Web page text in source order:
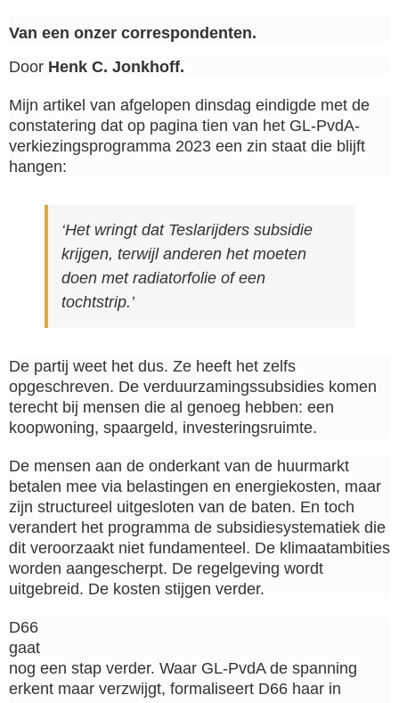
Van een onzer correspondenten.
Door Henk C. Jonkhoff.
Mijn artikel van afgelopen dinsdag eindigde met de
constatering dat op pagina tien van het GL-PvdA-
verkiezingsprogramma 2023 een zin staat die blijft
hangen:
‘Het wringt dat Teslarijders subsidie
krijgen, terwijl anderen het moeten
doen met radiatorfolie of een
tochtstrip.’
De partij weet het dus. Ze heeft het zelfs
opgeschreven. De verduurzamingssubsidies komen
terecht bij mensen die al genoeg hebben: een
koopwoning, spaargeld, investeringsruimte.
De mensen aan de onderkant van de huurmarkt
betalen mee via belastingen en energiekosten, maar
zijn structureel uitgesloten van de baten. En toch
verandert het programma de subsidiesystematiek die
dit veroorzaakt niet fundamenteel. De klimaatambities
worden aangescherpt. De regelgeving wordt
uitgebreid. De kosten stijgen verder.
D66
gaat
nog een stap verder. Waar GL-PvdA de spanning
erkent maar verzwijgt, formaliseert D66 haar in